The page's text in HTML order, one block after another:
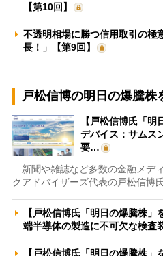
【第10回】
不透明相場に勝つ信用取引の
長！」【第9回】
戸松信博の明日の爆騰株
【戸松信博氏「
デバイス：サムス
要…
新聞や雑誌など多数の金融メデ
クアドバイザーズ代表の戸松信博
【戸松信博氏「明日の爆騰株
端半導体の製造に不可欠な検査
【戸松信博氏「明日の爆騰株